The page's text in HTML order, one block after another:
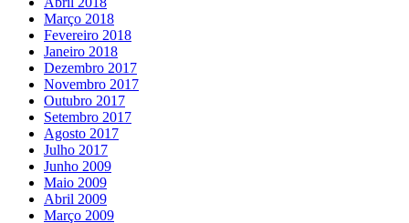
Março 2018
Fevereiro 2018
Janeiro 2018
Dezembro 2017
Novembro 2017
Outubro 2017
Setembro 2017
Agosto 2017
Julho 2017
Junho 2009
Maio 2009
Abril 2009
Março 2009